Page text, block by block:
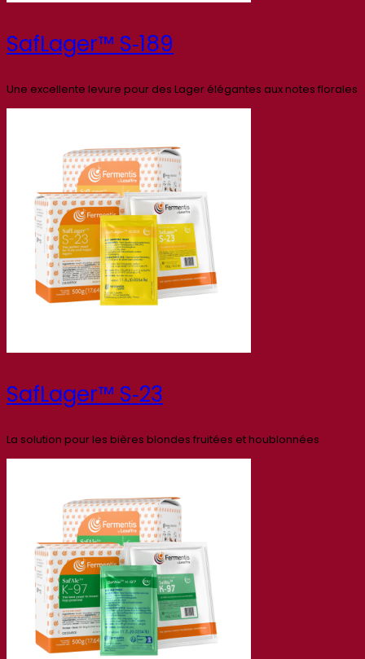
SafLager™ S‑189
Une excellente levure pour des Lager élégantes aux notes florales
SafLager™ S‑23
La solution pour les bières blondes fruitées et houblonnées